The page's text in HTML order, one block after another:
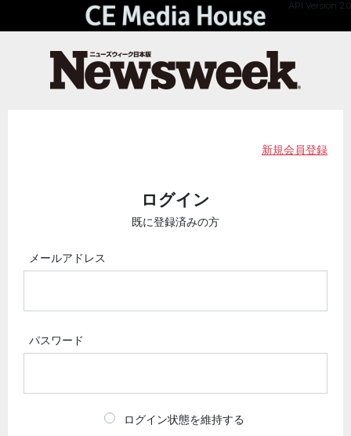
API Version 2.0
新規会員登録
ログイン
既に登録済みの方
メールアドレス
パスワード
ログイン状態を維持する